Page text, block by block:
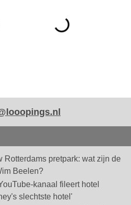
Rotterdams pretpark: wat zijn de
Beelen?
kanaal fileert hotel
slechtste hotel'